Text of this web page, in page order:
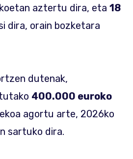
aztertu dira, eta 18
dira, orain bozketara
dutenak,
400.000 euroko
agortu arte, 2026ko
sartuko dira.